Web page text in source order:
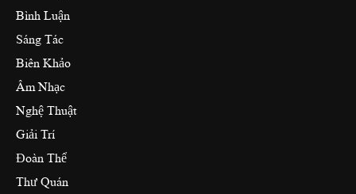
Bình Luận
Sáng Tác
Biên Khảo
Âm Nhạc
Nghệ Thuật
Giải Trí
Đoàn Thể
Thư Quán